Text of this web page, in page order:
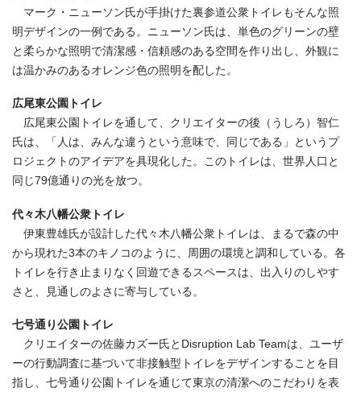
マーク・ニューソン氏が手掛けた裏参道公衆トイレもそんな照
明デザインの一例である。ニューソン氏は、単色のグリーンの壁
と柔らかな照明で清潔感・信頼感のある空間を作り出し、外観に
は温かみのあるオレンジ色の照明を配した。
広尾東公園トイレ
広尾東公園トイレを通して、クリエイターの後（うしろ）智仁
氏は、「人は、みんな違うという意味で、同じである」というプ
ロジェクトのアイデアを具現化した。このトイレは、世界人口と
同じ79億通りの光を放つ。
代々木八幡公衆トイレ
伊東豊雄氏が設計した代々木八幡公衆トイレは、まるで森の中
から現れた3本のキノコのように、周囲の環境と調和している。各
トイレを行き止まりなく回遊できるスペースは、出入りのしやす
さと、見通しのよさに寄与している。
七号通り公園トイレ
クリエイターの佐藤カズー氏とDisruption Lab Teamは、ユーザ
ーの行動調査に基づいて非接触型トイレをデザインすることを目
指し、七号通り公園トイレを通じて東京の清潔へのこだわりを表